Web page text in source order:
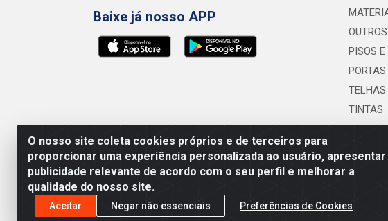
O nosso site coleta cookies próprios e de terceiros para
proporcionar uma experiência personalizada ao usuário, apresentar
publicidade relevante de acordo com o seu perfil e melhorar a
qualidade do nosso site.
Aceitar Negar não essenciais Preferências de Cookies
Baixe já nosso APP
OUTROS
PISOS
TELHAS
TINTAS
Preços, promoções, condições de pagamento e frete são
será válido o preço que for exibido no carrinho de compras